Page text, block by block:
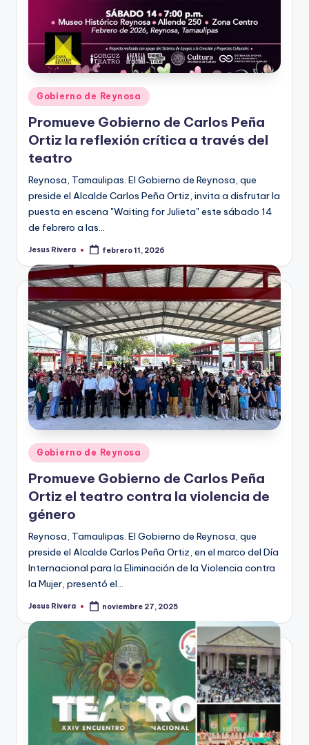
Publicado
en
Gobierno de Reynosa
Promueve Gobierno de Carlos Peña
Ortiz la reflexión crítica a través del
teatro
Reynosa, Tamaulipas. El Gobierno de Reynosa, que
preside el Alcalde Carlos Peña Ortiz, invita a disfrutar la
puesta en escena "Waiting for Julieta" este sábado 14
de febrero a las…
Publicado
Jesus Rivera febrero 11, 2026
Publicado
en
Gobierno de Reynosa
Promueve Gobierno de Carlos Peña
Ortiz el teatro contra la violencia de
género
Reynosa, Tamaulipas. El Gobierno de Reynosa, que
preside el Alcalde Carlos Peña Ortiz, en el marco del Día
Internacional para la Eliminación de la Violencia contra
la Mujer, presentó el…
Publicado
Jesus Rivera noviembre 27, 2025